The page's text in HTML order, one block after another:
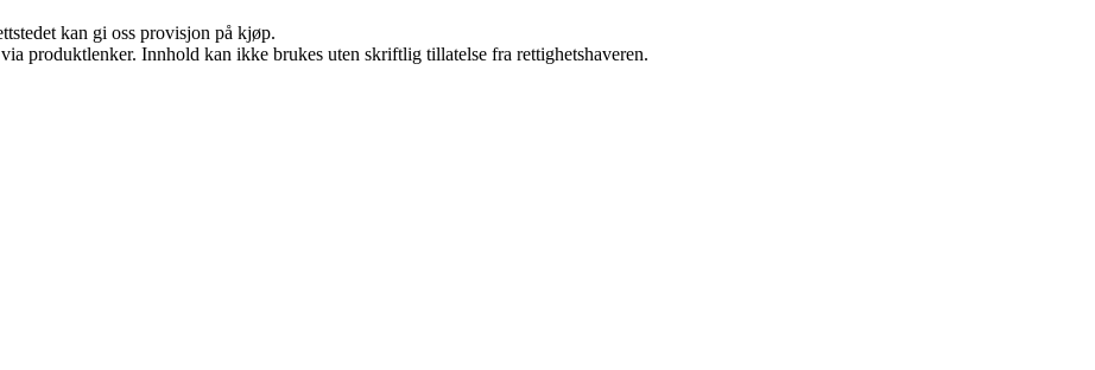
kan gi oss provisjon på kjøp.
produktlenker. Innhold kan ikke brukes uten skriftlig tillatelse fra rettighetshaveren.